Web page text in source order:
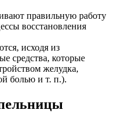
правильную работу
восстановления
исходя из
средства, которые
желудка,
болью и т. п.).